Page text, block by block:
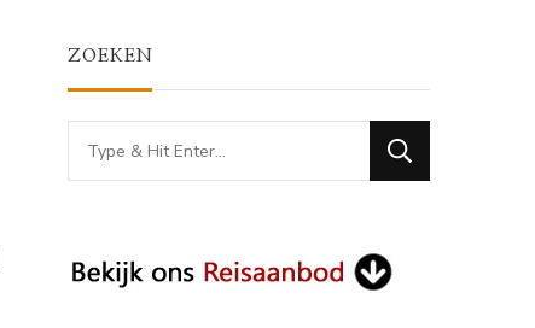
ZOEKEN
Looking
for